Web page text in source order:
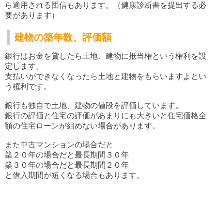
ら適用される団信もあります。（健康診断書を提出する必
要があります）
建物の築年数、評価額
銀行はお金を貸したら土地、建物に抵当権という権利を設
定します。
支払いができなくなったら土地と建物をもらいますよとい
う権利です。
銀行も独自で土地、建物の値段を評価しています。
銀行の評価と住宅の評価があまりにも大きいと住宅価格全
額の住宅ローンが組めない場合があります。
また中古マンションの場合だと
築２０年の場合だと最長期間３０年
築３０年の場合だと最長期間２０年
と借入期間が短くなる場合もあります。